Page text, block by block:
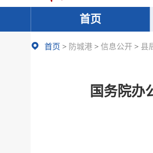
首页
首页 > 防城港 > 信息公开 > 县
国务院办